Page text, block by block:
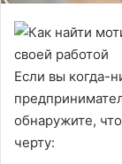
Если вы когда-
обнаружите,
черту: